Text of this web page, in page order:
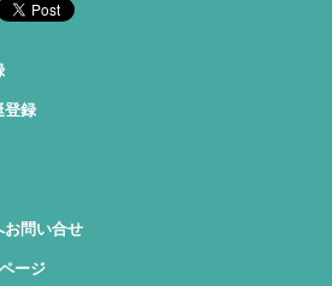
登録
お問い合せ
ージ